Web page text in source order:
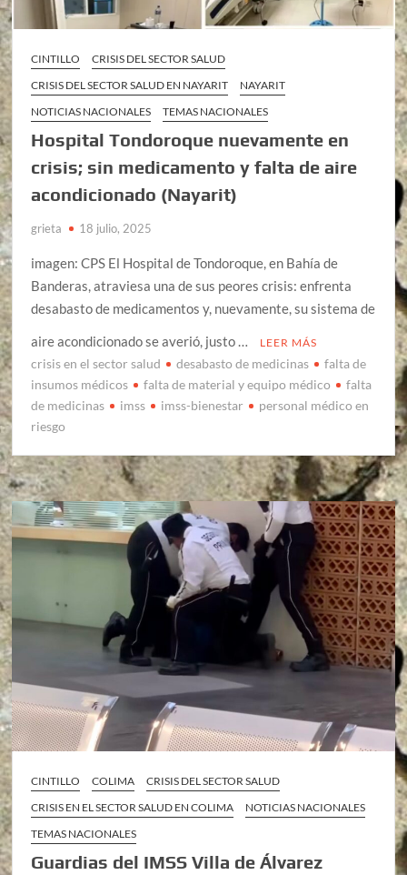
CINTILLO
CRISIS DEL SECTOR SALUD
CRISIS DEL SECTOR SALUD EN NAYARIT
NAYARIT
NOTICIAS NACIONALES
TEMAS NACIONALES
Hospital Tondoroque nuevamente en
crisis; sin medicamento y falta de aire
acondicionado (Nayarit)
grieta 18 julio, 2025
imagen: CPS El Hospital de Tondoroque, en Bahía de
Banderas, atraviesa una de sus peores crisis: enfrenta
desabasto de medicamentos y, nuevamente, su sistema de
aire acondicionado se averió, justo …
LEER MÁS
crisis en el sector salud desabasto de medicinas
falta de
insumos médicos
falta de material y equipo médico
falta
de medicinas
imss imss-bienestar
personal médico en
riesgo
CINTILLO COLIMA
CRISIS DEL SECTOR SALUD
CRISIS EN EL SECTOR SALUD EN COLIMA
NOTICIAS NACIONALES
TEMAS NACIONALES
Guardias del IMSS Villa de Álvarez